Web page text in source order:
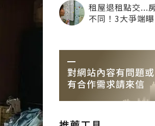
租屋退租點交...
不同！3大爭端